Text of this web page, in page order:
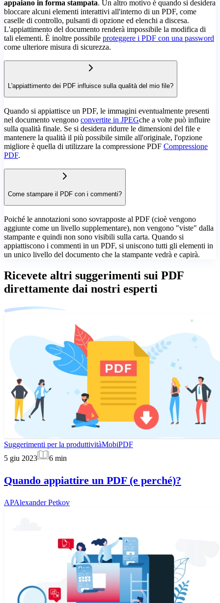
appaiano in forma stampata. Un altro motivo è quando si desidera
bloccare alcuni elementi interattivi all'interno di un PDF, come
caselle di controllo, pulsanti di opzione ed elenchi a discesa.
L'appiattimento del documento renderà impossibile la modifica di
tali elementi. È inoltre possibile proteggere i PDF con una password
come ulteriore misura di sicurezza.
L'appiattimento dei PDF influisce sulla qualità del mio file?
Quando si appiattisce un PDF, le immagini eventualmente presenti
nel documento vengono convertite in JPEGche a volte può influire
sulla qualità finale. Se si desidera ridurre le dimensioni del file e
mantenere la qualità il più possibile simile all'originale, l'opzione
migliore è quella di utilizzare la compressione PDF Compressione
PDF.
Come stampare il PDF con i commenti?
Poiché le annotazioni sono sovrapposte al PDF (cioè vengono
aggiunte come un livello supplementare), non vengono "viste" dalla
stampante e quindi non sono visibili sulla carta. Quando si
appiattiscono i commenti in un PDF, si uniscono tutti gli elementi in
un unico livello del documento che la stampante vedrà e capirà.
Ricevete altri suggerimenti sui PDF
direttamente dai nostri esperti
Suggerimenti per la produttivitàMobiPDF
5 giu 2023
6 min
Quando appiattire un PDF (e perché)?
APAlexander Petkov